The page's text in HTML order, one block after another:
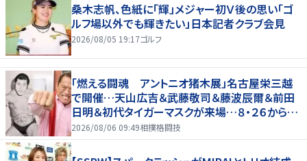
桑木志帆、色紙に「輝」メジャー初Ｖ後の思い「ゴ
ルフ場以外でも輝きたい」日本記者クラブ会見
2026/08/05 19:17ゴルフ
「燃える闘魂 アントニオ猪木展」名古屋栄三越
で開催…天山広吉＆武藤敬司＆藤波辰爾＆前田
日明＆初代タイガーマスクが来場…８・２６から９・
７まで
2026/08/06 09:49相撲格闘技